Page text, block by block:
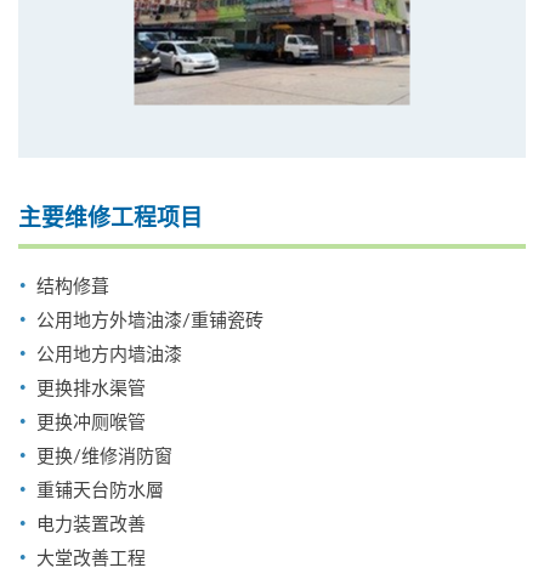
主要维修工程项目
结构修葺
公用地方外墙油漆/重铺瓷砖
公用地方内墙油漆
更换排水渠管
更换冲厕喉管
更换/维修消防窗
重铺天台防水層
电力装置改善
大堂改善工程